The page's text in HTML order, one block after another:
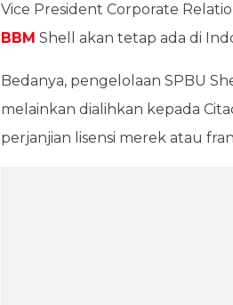
Vice President Corporate
BBM Shell akan tetap ada di
Bedanya, pengelolaan SPBU
melainkan dialihkan kepada
perjanjian lisensi merek atau